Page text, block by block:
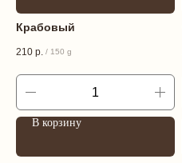
Крабовый
210 р. / 150 g
В корзину